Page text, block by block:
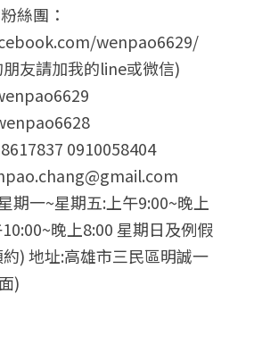
絲團：
wenpao6629/
友請加我的line或微信)
0910058404
期一~星期五:上午9:00~晚上
晚上8:00 星期日及例假
) 地址:高雄市三民區明誠一
)